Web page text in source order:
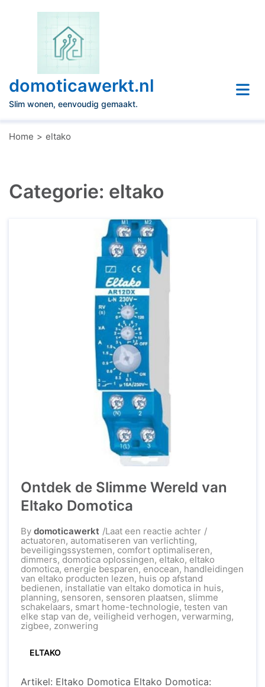
domoticawerkt.nl
Slim wonen, eenvoudig gemaakt.
Home eltako
Categorie: eltako
Ontdek de Slimme Wereld van
Eltako Domotica
By domoticawerkt Laat een reactie achterop
de
Slimme
Wereld
van
Eltako
Domotica
actuatoren, automatiseren van verlichting,
beveiligingssystemen, comfort optimaliseren,
dimmers, domotica oplossingen, eltako, eltako
domotica, energie besparen, enocean, handleidingen
van eltako producten lezen, huis op afstand
bedienen, installatie van eltako domotica in huis,
planning, sensoren, sensoren plaatsen, slimme
schakelaars, smart home-technologie, testen van
elke stap van de, veiligheid verhogen, verwarming,
zigbee, zonwering
ELTAKO
Artikel: Eltako Domotica Eltako Domotica: